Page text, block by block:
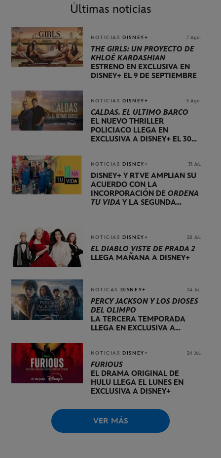
Últimas noticias
NOTICIAS DISNEY+ 7 Ago.
THE GIRLS: UN PROYECTO DE
KHLOÉ KARDASHIAN
ESTRENO EN EXCLUSIVA EN
DISNEY+ EL 9 DE SEPTIEMBRE
NOTICIAS DISNEY+ 5 Ago.
CALDAS. EL ÚLTIMO BARCO
EL NUEVO THRILLER
POLICIACO LLEGA EN
EXCLUSIVA A DISNEY+ EL 30
NOTICIAS DISNEY+ 31 Jul.
DISNEY+ Y RTVE AMPLÍAN SU
ACUERDO CON LA
INCORPORACIÓN DE ORDENA
TU VIDA Y LA SEGUNDA
NOTICIAS DISNEY+ 28 Jul.
EL DIABLO VISTE DE PRADA 2
LLEGA MAÑANA A DISNEY+
NOTICAS DISNEY+ 24 Jul.
PERCY JACKSON Y LOS DIOSES
DEL OLIMPO
LA TERCERA TEMPORADA
LLEGA EN EXCLUSIVA A
NOTICIAS DISNEY+ 24 Jul.
FURIOUS
EL DRAMA ORIGINAL DE
HULU LLEGA EL LUNES EN
EXCLUSIVA A DISNEY+
VER MÁS